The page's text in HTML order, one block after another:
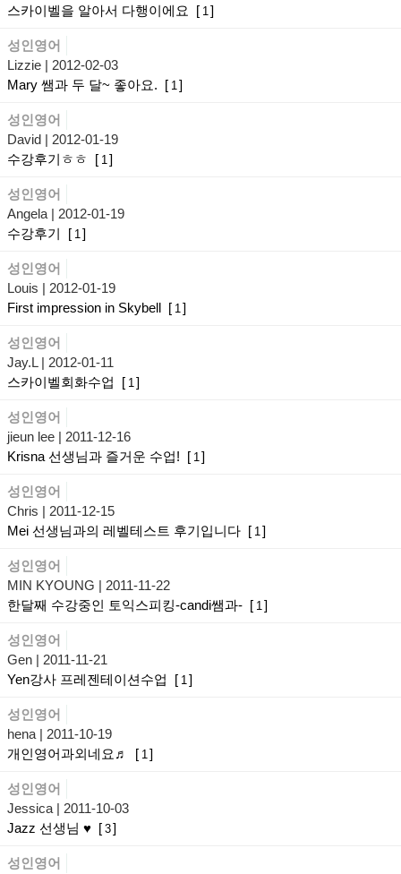
스카이벨을 알아서 다행이에요
[ 1]
성인영어
Lizzie | 2012-02-03
Mary 쌤과 두 달~ 좋아요. [ 1]
성인영어
David | 2012-01-19
수강후기ㅎㅎ
[ 1]
성인영어
Angela | 2012-01-19
수강후기
[ 1]
성인영어
Louis | 2012-01-19
First impression in Skybell [ 1]
성인영어
Jay.L| 2012-01-11
스카이벨회화수업
[ 1]
성인영어
jieun lee | 2011-12-16
Krisna 선생님과 즐거운 수업! [ 1]
성인영어
Chris | 2011-12-15
Mei 선생님과의 레벨테스트 후기입니다 [ 1]
성인영어
MIN KYOUNG | 2011-11-22
한달째 수강중인 토익스피킹-candi쌤과- [ 1]
성인영어
Gen | 2011-11-21
Yen강사 프레젠테이션수업
[ 1]
성인영어
hena | 2011-10-19
개인영어과외네요♬
[ 1]
성인영어
Jessica | 2011-10-03
Jazz 선생님 ♥ [ 3]
성인영어